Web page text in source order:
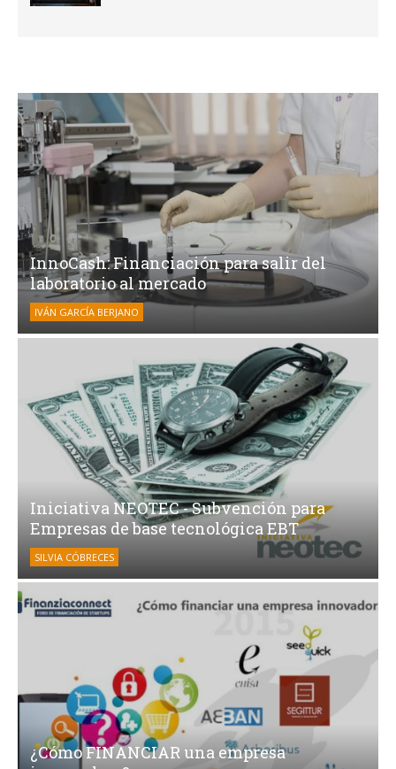
InnoCash: Financiación para salir del
laboratorio al mercado
IVÁN GARCÍA BERJANO
Iniciativa NEOTEC - Subvención para
Empresas de base tecnológica EBT
SILVIA CÓBRECES
¿Cómo FINANCIAR una empresa